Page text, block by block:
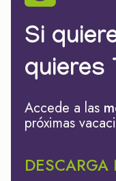
Si
quieres
Accede a las
próximas
DESCARGA